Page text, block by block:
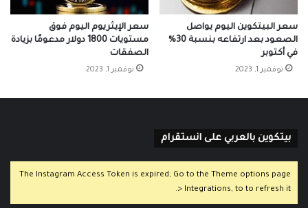
سعر الإيثريوم اليوم فوق
مستويات 1800 دولار مدعومًا بزيادة
الصفقات
نوفمبر 1, 2023
سعر البيتكوين اليوم يواصل
الصعود بعد ارتفاعه بنسبة 30%
في أكتوبر
نوفمبر 1, 2023
بيتكوين بالعربي على انستقرام
The Instagram Access Token is expired, Go to the Theme options page
> Integrations, to to refresh it.